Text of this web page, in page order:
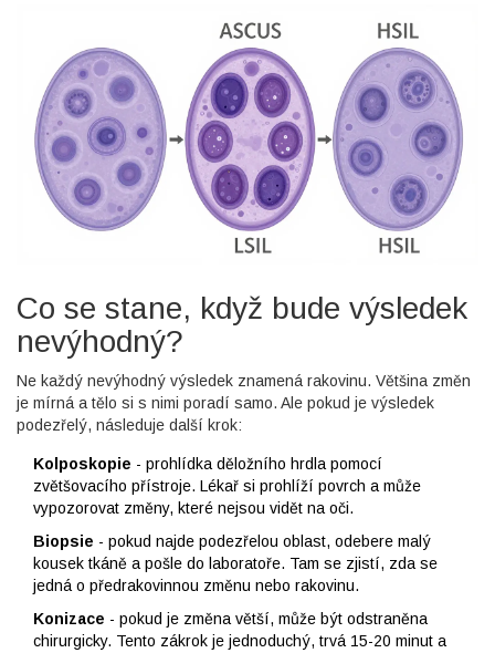
Co se stane, když bude výsledek
nevýhodný?
Ne každý nevýhodný výsledek znamená rakovinu. Většina změn
je mírná a tělo si s nimi poradí samo. Ale pokud je výsledek
podezřelý, následuje další krok:
Kolposkopie - prohlídka děložního hrdla pomocí
zvětšovacího přístroje. Lékař si prohlíží povrch a může
vypozorovat změny, které nejsou vidět na oči.
Biopsie - pokud najde podezřelou oblast, odebere malý
kousek tkáně a pošle do laboratoře. Tam se zjistí, zda se
jedná o předrakovinnou změnu nebo rakovinu.
Konizace - pokud je změna větší, může být odstraněna
chirurgicky. Tento zákrok je jednoduchý, trvá 15-20 minut a